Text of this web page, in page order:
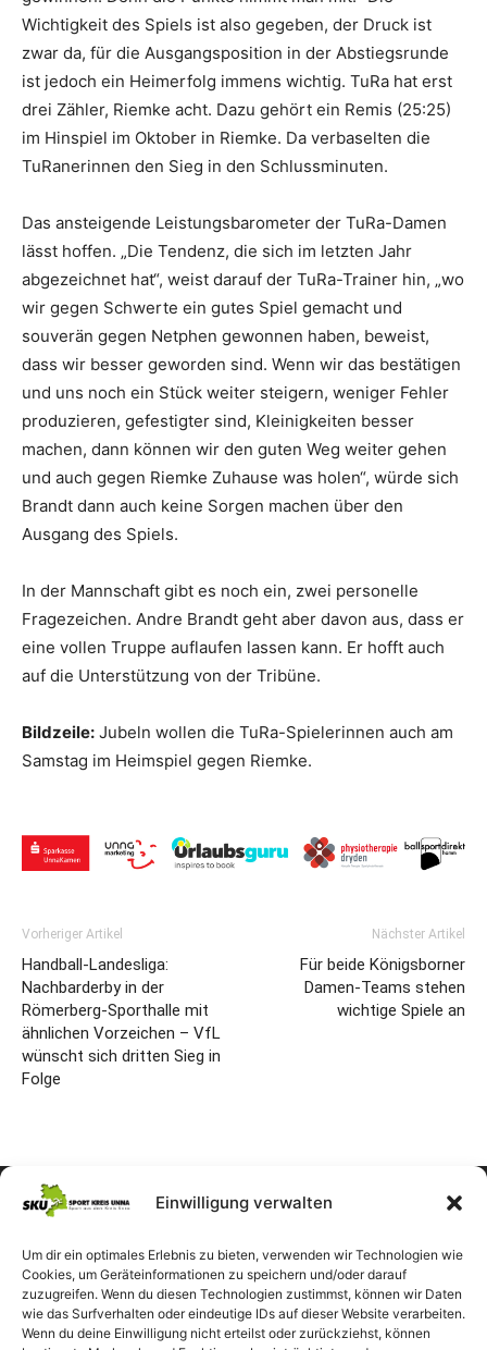
Einwilligung verwalten
Um dir ein optimales Erlebnis zu bieten, verwenden wir Technologien wie
Cookies, um Geräteinformationen zu speichern und/oder darauf
zuzugreifen. Wenn du diesen Technologien zustimmst, können wir Daten
wie das Surfverhalten oder eindeutige IDs auf dieser Website verarbeiten.
Wenn du deine Einwilligung nicht erteilst oder zurückziehst, können
Wichtigkeit des Spiels ist also gegeben, der Druck ist
zwar da, für die Ausgangsposition in der Abstiegsrunde
ist jedoch ein Heimerfolg immens wichtig. TuRa hat erst
drei Zähler, Riemke acht. Dazu gehört ein Remis (25:25)
im Hinspiel im Oktober in Riemke. Da verbaselten die
TuRanerinnen den Sieg in den Schlussminuten.
Das ansteigende Leistungsbarometer der TuRa-Damen
lässt hoffen. „Die Tendenz, die sich im letzten Jahr
abgezeichnet hat“, weist darauf der TuRa-Trainer hin, „wo
wir gegen Schwerte ein gutes Spiel gemacht und
souverän gegen Netphen gewonnen haben, beweist,
dass wir besser geworden sind. Wenn wir das bestätigen
und uns noch ein Stück weiter steigern, weniger Fehler
produzieren, gefestigter sind, Kleinigkeiten besser
machen, dann können wir den guten Weg weiter gehen
und auch gegen Riemke Zuhause was holen“, würde sich
Brandt dann auch keine Sorgen machen über den
Ausgang des Spiels.
In der Mannschaft gibt es noch ein, zwei personelle
Fragezeichen. Andre Brandt geht aber davon aus, dass er
eine vollen Truppe auflaufen lassen kann. Er hofft auch
auf die Unterstützung von der Tribüne.
Bildzeile: Jubeln wollen die TuRa-Spielerinnen auch am
Samstag im Heimspiel gegen Riemke.
Vorheriger Artikel
Handball-Landesliga:
Nachbarderby in der
Römerberg-Sporthalle mit
ähnlichen Vorzeichen – VfL
wünscht sich dritten Sieg in
Folge
Nächster Artikel
Für beide Königsborner
Damen-Teams stehen
wichtige Spiele an